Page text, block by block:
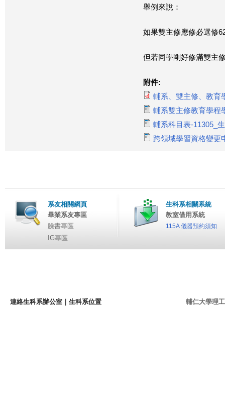
舉例來說：
如果雙主修應修必選修
但若同學剛好修滿雙主
附件:
輔系、雙主修、教育
輔系雙主修教育學程
輔系科目表-11305_
跨領域學習資格變更
系友相關網頁
畢業系友專區
臉書專區
IG專區
生科系相關系統
教室借用系統
115A 儀器預約須知
連絡生科系辦公室 生科系位置 輔仁大學理